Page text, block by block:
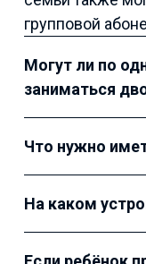
групповой
Могут ли по
заниматься
Что нужно
На каком